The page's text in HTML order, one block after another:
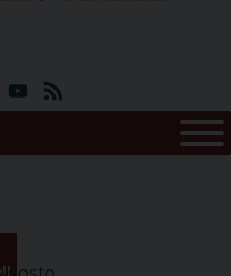
YouTube